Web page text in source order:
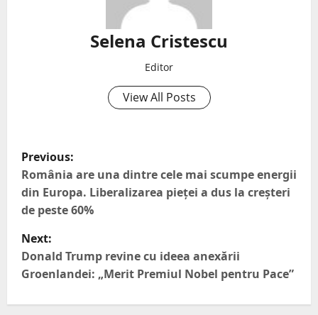
Selena Cristescu
Editor
View All Posts
Previous:
România are una dintre cele mai scumpe energii
din Europa. Liberalizarea pieței a dus la creșteri
de peste 60%
Next:
Donald Trump revine cu ideea anexării
Groenlandei: „Merit Premiul Nobel pentru Pace”